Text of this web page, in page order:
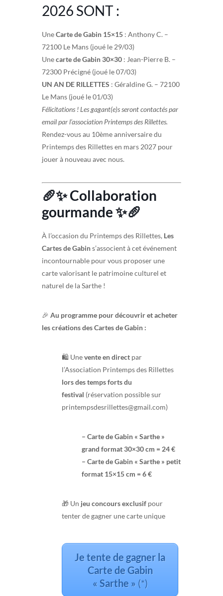
2026 SONT :
UneCarte de Gabin 15×15 : Anthony C. –
72100 Le Mans (joué le 29/03)
Unecarte de Gabin 30×30 : Jean-Pierre B. –
72300 Précigné (joué le 07/03)
UN AN DE RILLETTES : Géraldine G. – 72100
Le Mans (joué le 01/03)
Félicitations ! Les gagant(e)s seront contactés par
email par l’association Printemps des Rillettes.
Rendez-vous au 10ème anniversaire du
Printemps des Rillettes en mars 2027 pour
jouer à nouveau avec nous.
🥖✨ Collaboration
gourmande ✨🥖
À l’occasion du Printemps des Rillettes, Les
Cartes de Gabins’associent à cet événement
incontournable pour vous proposer une
carte valorisant le patrimoine culturel et
naturel de la Sarthe !
🎉 Au programme pour découvrir et acheter
les créations des Cartes de Gabin :
🛍️ Unevente en direct par
l’Association Printemps des Rillettes
lors des temps forts du
festival (réservation possible sur
printempsdesrillettes@gmail.com)
– Carte de Gabin « Sarthe »
grand format 30×30 cm = 24 €
– Carte de Gabin « Sarthe » petit
format 15×15 cm = 6 €
🎁 Un jeu concours exclusif pour
tenter de gagner une carte unique
Je tente de gagner la
Carte de Gabin
« Sarthe » (*)